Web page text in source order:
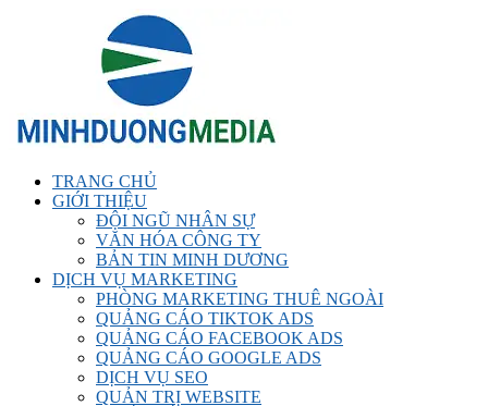
TRANG CHỦ
GIỚI THIỆU
ĐỘI NGŨ NHÂN SỰ
VĂN HÓA CÔNG TY
BẢN TIN MINH DƯƠNG
DỊCH VỤ MARKETING
PHÒNG MARKETING THUÊ NGOÀI
QUẢNG CÁO TIKTOK ADS
QUẢNG CÁO FACEBOOK ADS
QUẢNG CÁO GOOGLE ADS
DỊCH VỤ SEO
QUẢN TRỊ WEBSITE